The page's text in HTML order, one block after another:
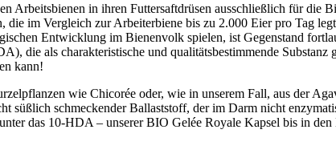
Arbeitsbienen in ihren Futtersaftdrüsen ausschließlich für die
im Vergleich zur Arbeiterbiene bis zu 2.000 Eier pro Tag
Entwicklung im Bienenvolk spielen, ist Gegenstand
die als charakteristische und qualitätsbestimmende
kann!
wie Chicorée oder, wie in unserem Fall, aus der
schmeckender Ballaststoff, der im Darm nicht
das 10-HDA – unserer BIO Gelée Royale Kapsel bis in den